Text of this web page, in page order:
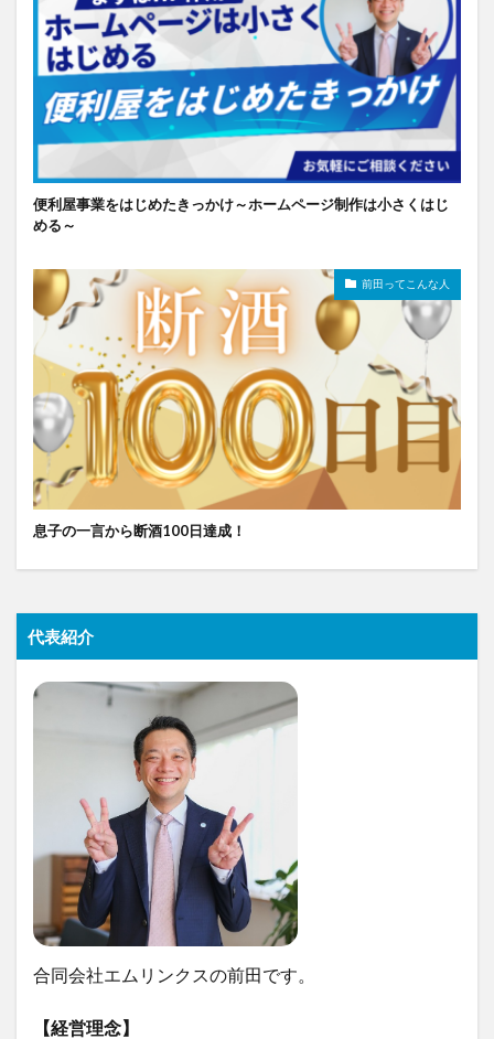
便利屋事業をはじめたきっかけ～ホームページ制作は小さくはじ
める～
前田ってこんな人
息子の一言から断酒100日達成！
代表紹介
合同会社エムリンクスの前田です。
【経営理念】